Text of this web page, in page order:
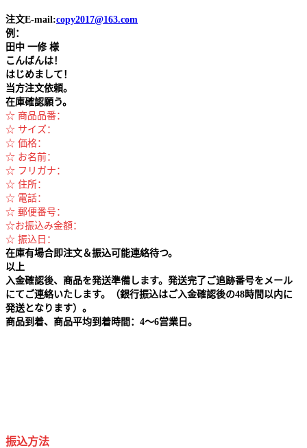
注文E-mail:copy2017@163.com
例：
田中 一修 様
こんばんは！
はじめまして！
当方注文依頼。
在庫確認願う。
☆ 商品品番：
☆ サイズ：
☆ 価格：
☆ お名前：
☆ フリガナ：
☆ 住所：
☆ 電話：
☆ 郵便番号：
☆お振込み金額：
☆ 振込日：
在庫有場合即注文＆振込可能連絡待つ。
以上
入金確認後、商品を発送準備します。発送完了ご追跡番号をメール
にてご連絡いたします。（銀行振込はご入金確認後の48時間以内に
発送となります）。
商品到着、商品平均到着時間：4～6営業日。
振込方法